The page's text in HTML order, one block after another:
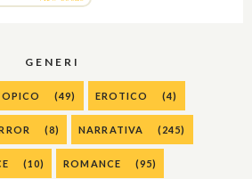
GENERI
(49) EROTICO (4)
(8) NARRATIVA (245)
(10) ROMANCE (95)